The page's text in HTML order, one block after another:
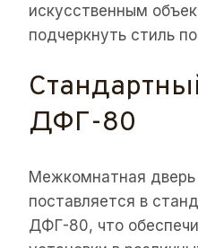
искусственным
подчеркнуть стиль
ДФГ-80
Межкомнатная
поставляется в
ДФГ-80, что